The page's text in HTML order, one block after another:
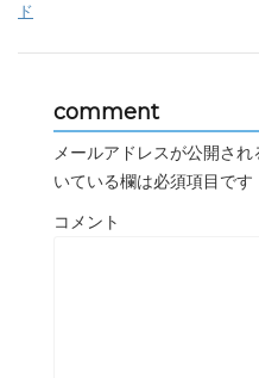
ド
comment
メールアドレスが公開され
いている欄は必須項目です
コメント